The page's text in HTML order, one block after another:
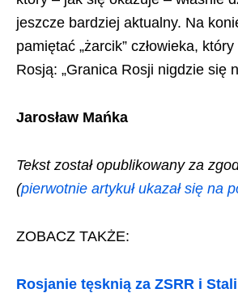
jeszcze bardziej aktualny. Na
pamiętać „żarcik” człowieka,
Rosją: „Granica Rosji nigdzie się
Jarosław Mańka
Tekst został opublikowany za
(pierwotnie artykuł ukazał się na
ZOBACZ TAKŻE:
Rosjanie tęsknią za ZSRR i